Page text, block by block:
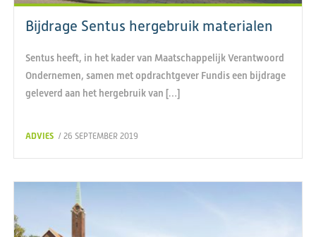
Bijdrage Sentus hergebruik materialen
Sentus heeft, in het kader van Maatschappelijk Verantwoord
Ondernemen, samen met opdrachtgever Fundis een bijdrage
geleverd aan het hergebruik van […]
ADVIES / 26 SEPTEMBER 2019